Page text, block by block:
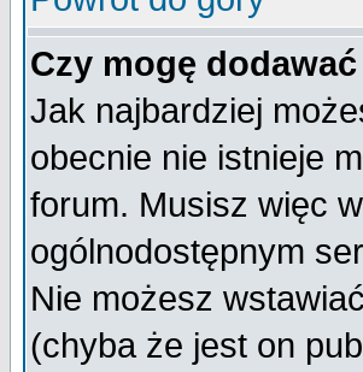
Czy mogę
Jak najbardziej
obecnie nie istnieje
forum. Musisz więc
ogólnodostępnym
Nie możesz
(chyba że jest on